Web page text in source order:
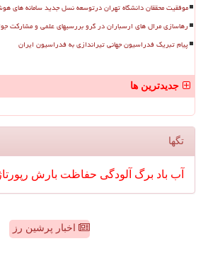
موفقیت محققان دانشگاه تهران درتوسعه نسل جدید سامانه های
رهاسازی مرال های ارسباران در گرو بررسیهای علمی و مشارکت
پیام تبریک فدراسیون جهانی تیراندازی به فدراسیون ایران
جدیدترین ها
تگها
آب باد برگ آلودگی حفاظت بارش
اخبار پرشین رز